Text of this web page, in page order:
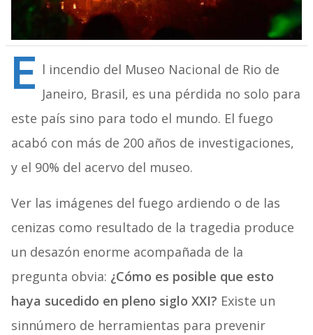
E l incendio del Museo Nacional de Rio de
Janeiro, Brasil, es una pérdida no solo para
este país sino para todo el mundo. El fuego
acabó con más de 200 años de investigaciones,
y el 90% del acervo del museo.
Ver las imágenes del fuego ardiendo o de las
cenizas como resultado de la tragedia produce
un desazón enorme acompañada de la
pregunta obvia: ¿Cómo es posible que esto
haya sucedido en pleno siglo XXI? Existe un
sinnúmero de herramientas para prevenir